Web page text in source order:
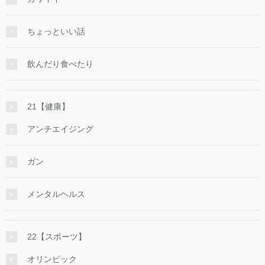
ちょっといい話
飲んだり食べたり
21【健康】
アンチエイジング
ガン
メンタルヘルス
22【スポーツ】
オリンピック